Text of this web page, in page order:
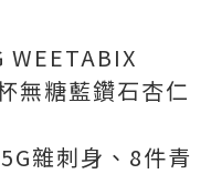
WEETABIX
無糖藍鑽石杏仁
雜刺身、8件青